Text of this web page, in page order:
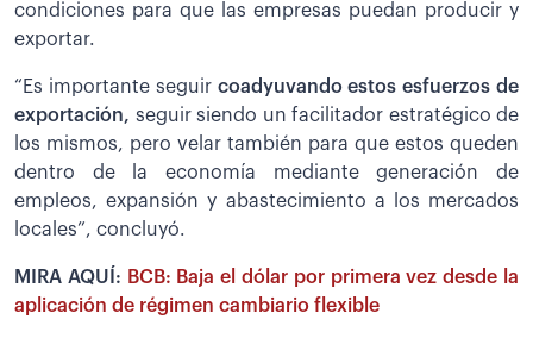
condiciones para que las empresas puedan producir y
exportar.
“Es importante seguir coadyuvando estos esfuerzos de
exportación, seguir siendo un facilitador estratégico de
los mismos, pero velar también para que estos queden
dentro de la economía mediante generación de
empleos, expansión y abastecimiento a los mercados
locales”, concluyó.
MIRA AQUÍ: BCB: Baja el dólar por primera vez desde la
aplicación de régimen cambiario flexible